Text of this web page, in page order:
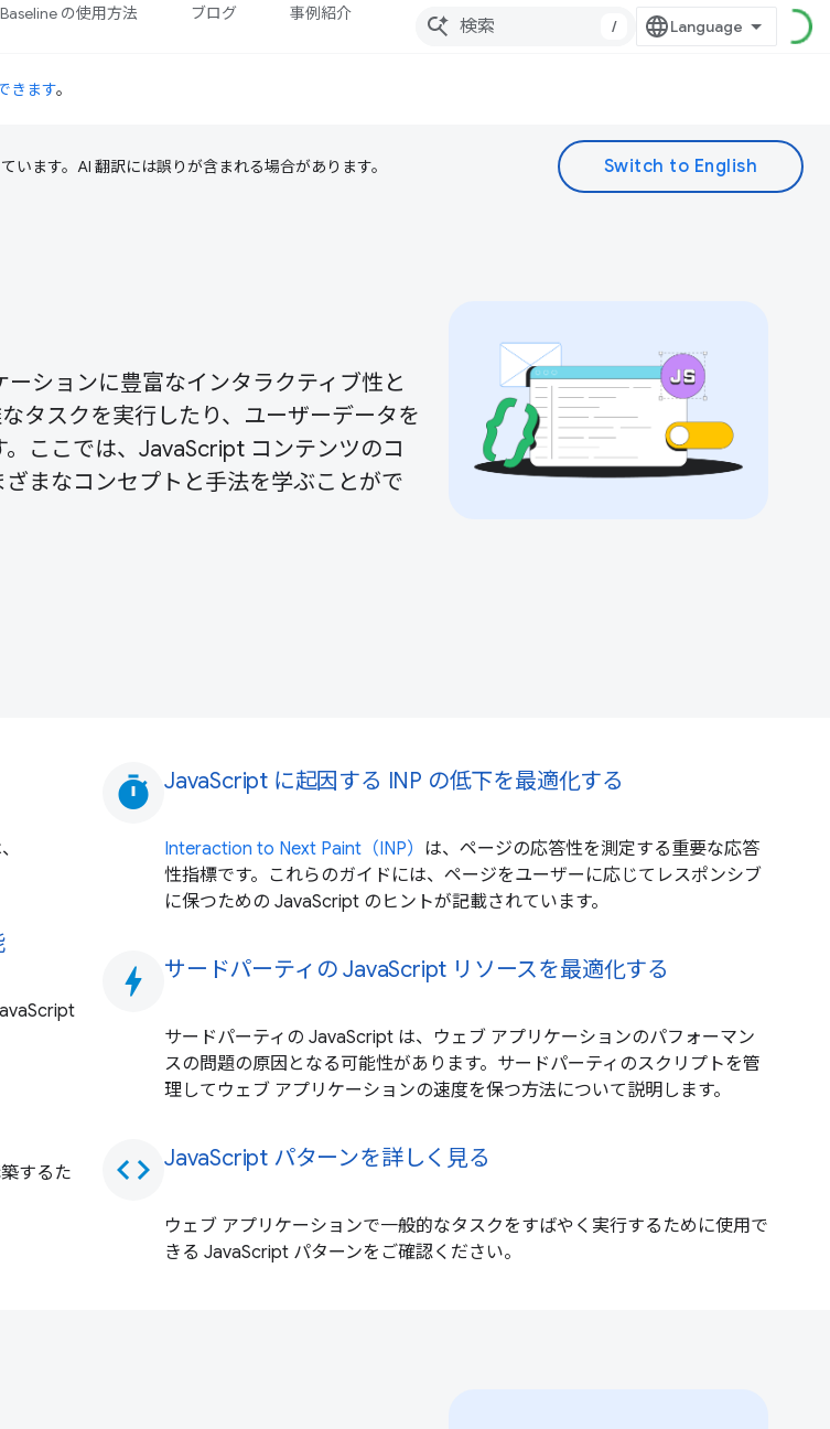
Baseline の使用方法 ブログ 事例紹介
/
きます。
ます。AI 翻訳には誤りが含まれる場合があります。
ションに豊富なインタラクティブ性と
タスクを実行したり、ユーザーデータを
ここでは、JavaScript コンテンツのコ
まなコンセプトと手法を学ぶことがで
するた
timer JavaScript に起因する INP の低下を最適化する
Interaction to Next Paint（INP） は、ページの応答性を測定する重要な応答
性指標です。これらのガイドには、ページをユーザーに応じてレスポンシブ
に保つための JavaScript のヒントが記載されています。
bolt サードパーティの JavaScript リソースを最適化する
サードパーティの JavaScript は、ウェブ アプリケーションのパフォーマン
スの問題の原因となる可能性があります。サードパーティのスクリプトを管
理してウェブ アプリケーションの速度を保つ方法について説明します。
code JavaScript パターンを詳しく見る
ウェブ アプリケーションで一般的なタスクをすばやく実行するために使用で
きる JavaScript パターンをご確認ください。